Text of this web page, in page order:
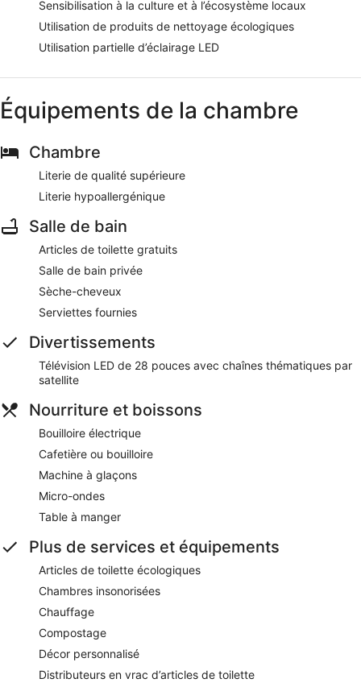
Sensibilisation à la culture et à l’écosystème locaux
Utilisation de produits de nettoyage écologiques
Utilisation partielle d’éclairage LED
Équipements de la chambre
Chambre
Literie de qualité supérieure
Literie hypoallergénique
Salle de bain
Articles de toilette gratuits
Salle de bain privée
Sèche-cheveux
Serviettes fournies
Divertissements
Télévision LED de 28 pouces avec chaînes thématiques par
satellite
Nourriture et boissons
Bouilloire électrique
Cafetière ou bouilloire
Machine à glaçons
Micro-ondes
Table à manger
Plus de services et équipements
Articles de toilette écologiques
Chambres insonorisées
Chauffage
Compostage
Décor personnalisé
Distributeurs en vrac d’articles de toilette